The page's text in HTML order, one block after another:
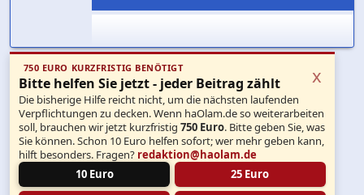
750 EURO KURZFRISTIG BENÖTIGT
Bitte helfen Sie jetzt - jeder Beitrag zählt
Die bisherige Hilfe reicht nicht, um die nächsten laufenden
Verpflichtungen zu decken. Wenn haOlam.de so weiterarbeiten
soll, brauchen wir jetzt kurzfristig750 Euro. Bitte geben Sie, was
Sie können. Schon 10 Euro helfen sofort; wer mehr geben kann,
hilft besonders. Fragen? redaktion@haolam.de
10 Euro
25 Euro
x